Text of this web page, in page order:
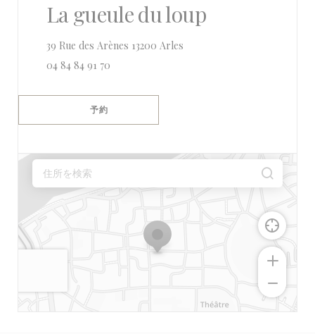
La gueule du loup
39 Rue des Arènes 13200 Arles
04 84 84 91 70
予約